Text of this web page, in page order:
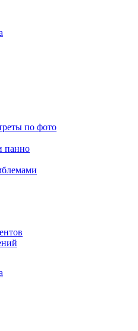
по фото
панно